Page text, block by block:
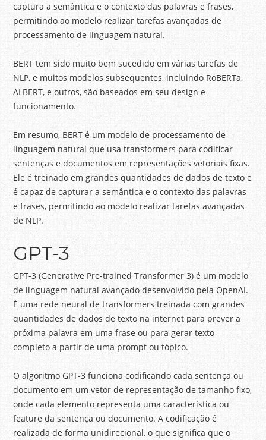
captura a semântica e o contexto das palavras e frases,
permitindo ao modelo realizar tarefas avançadas de
processamento de linguagem natural.
BERT tem sido muito bem sucedido em várias tarefas de
NLP, e muitos modelos subsequentes, incluindo RoBERTa,
ALBERT, e outros, são baseados em seu design e
funcionamento.
Em resumo, BERT é um modelo de processamento de
linguagem natural que usa transformers para codificar
sentenças e documentos em representações vetoriais fixas.
Ele é treinado em grandes quantidades de dados de texto e
é capaz de capturar a semântica e o contexto das palavras
e frases, permitindo ao modelo realizar tarefas avançadas
de NLP.
GPT-3
GPT-3 (Generative Pre-trained Transformer 3) é um modelo
de linguagem natural avançado desenvolvido pela OpenAI.
É uma rede neural de transformers treinada com grandes
quantidades de dados de texto na internet para prever a
próxima palavra em uma frase ou para gerar texto
completo a partir de uma prompt ou tópico.
O algoritmo GPT-3 funciona codificando cada sentença ou
documento em um vetor de representação de tamanho fixo,
onde cada elemento representa uma característica ou
feature da sentença ou documento. A codificação é
realizada de forma unidirecional, o que significa que o